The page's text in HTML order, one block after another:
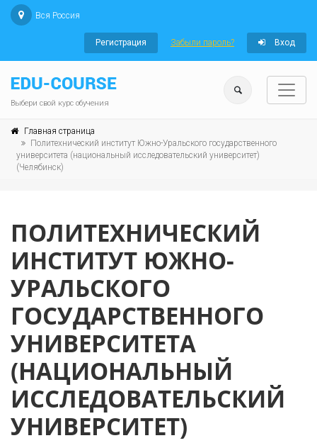
Вся Россия
Регистрация Забыли пароль? Вход
Выбери свой курс обучения
Главная страница
Политехнический институт Южно-Уральского государственного
университета (национальный исследовательский университет)
(Челябинск)
ПОЛИТЕХНИЧЕСКИЙ
ИНСТИТУТ ЮЖНО-
УРАЛЬСКОГО
ГОСУДАРСТВЕННОГО
УНИВЕРСИТЕТА
(НАЦИОНАЛЬНЫЙ
ИССЛЕДОВАТЕЛЬСКИЙ
УНИВЕРСИТЕТ)